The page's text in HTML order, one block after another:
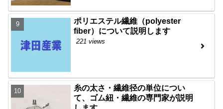
ポリエステル繊維（polyester
fiber）について説明します
221 views
糸の太さ・繊維径の単位につい
て、ゴム紐・繊維の専門家が説明